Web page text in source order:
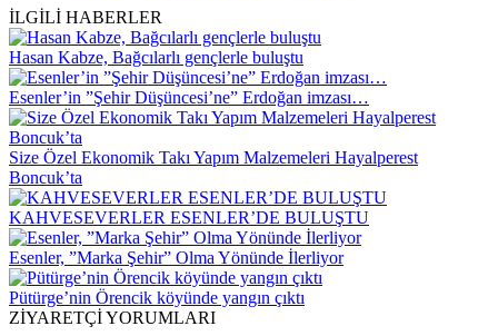
İLGİLİ HABERLER
Hasan Kabze, Bağcılarlı gençlerle buluştu
Esenler’in ”Şehir Düşüncesi’ne” Erdoğan imzası…
Size Özel Ekonomik Takı Yapım Malzemeleri Hayalperest
Boncuk’ta
KAHVESEVERLER ESENLER’DE BULUŞTU
Esenler, ”Marka Şehir” Olma Yönünde İlerliyor
Pütürge’nin Örencik köyünde yangın çıktı
ZİYARETÇİ YORUMLARI